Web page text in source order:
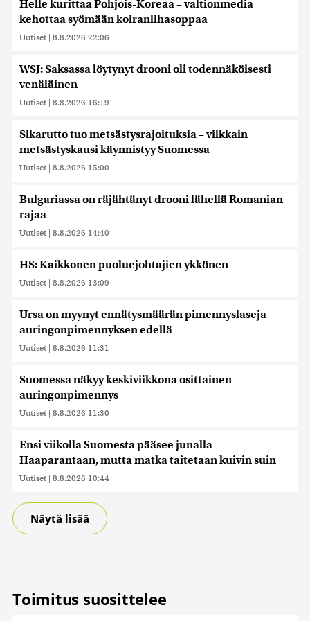
saatetaan myös siirtää ulkomaille.
Helle kurittaa Pohjois-Koreaa – valtionmedia
kehottaa syömään koiranlihasoppaa
Uutiset | 8.8.2026 22:06
WSJ: Saksassa löytynyt drooni oli todennäköisesti
venäläinen
Uutiset | 8.8.2026 16:19
Sikarutto tuo metsästysrajoituksia – vilkkain
metsästyskausi käynnistyy Suomessa
Uutiset | 8.8.2026 15:00
Bulgariassa on räjähtänyt drooni lähellä Romanian
rajaa
Uutiset | 8.8.2026 14:40
HS: Kaikkonen puoluejohtajien ykkönen
Uutiset | 8.8.2026 13:09
Ursa on myynyt ennätysmäärän pimennyslaseja
auringonpimennyksen edellä
Uutiset | 8.8.2026 11:31
Suomessa näkyy keskiviikkona osittainen
auringonpimennys
Uutiset | 8.8.2026 11:30
Ensi viikolla Suomesta pääsee junalla
Haaparantaan, mutta matka taitetaan kuivin suin
Uutiset | 8.8.2026 10:44
Näytä lisää
Toimitus suosittelee